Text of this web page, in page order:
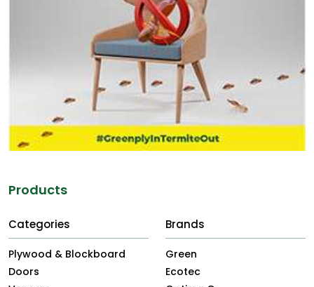
Products
Categories
Plywood & Blockboard
Doors
Brands
Green
Ecotec